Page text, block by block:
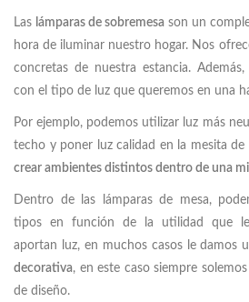
Las lámparas de sobremesa son un
hora de iluminar nuestro hogar. Nos
concretas de nuestra estancia.
con el tipo de luz que queremos en una
Por ejemplo, podemos utilizar luz más
techo y poner luz calidad en la mesita
crear ambientes distintos dentro de una
Dentro de las lámparas de mesa,
tipos en función de la utilidad que le
aportan luz, en muchos casos le damos
decorativa, en este caso siempre
de diseño.